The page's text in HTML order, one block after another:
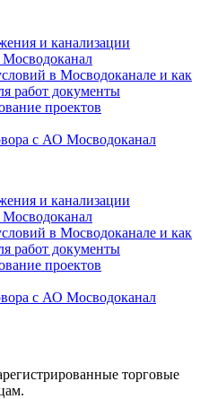
и канализации
в Мосводоканале и как
работ документы
проектов
с АО Мосводоканал
и канализации
в Мосводоканале и как
работ документы
проектов
с АО Мосводоканал
торговые